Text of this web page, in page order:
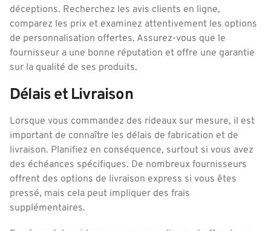
déceptions. Recherchez les avis clients en ligne,
comparez les prix et examinez attentivement les options
de personnalisation offertes. Assurez-vous que le
fournisseur a une bonne réputation et offre une garantie
sur la qualité de ses produits.
Délais et Livraison
Lorsque vous commandez des rideaux sur mesure, il est
important de connaître les délais de fabrication et de
livraison. Planifiez en conséquence, surtout si vous avez
des échéances spécifiques. De nombreux fournisseurs
offrent des options de livraison express si vous êtes
pressé, mais cela peut impliquer des frais
supplémentaires.